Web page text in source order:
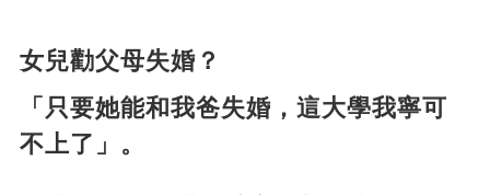
女兒勸父母失婚？
「只要她能和我爸失婚，這大學我寧可
不上了」。